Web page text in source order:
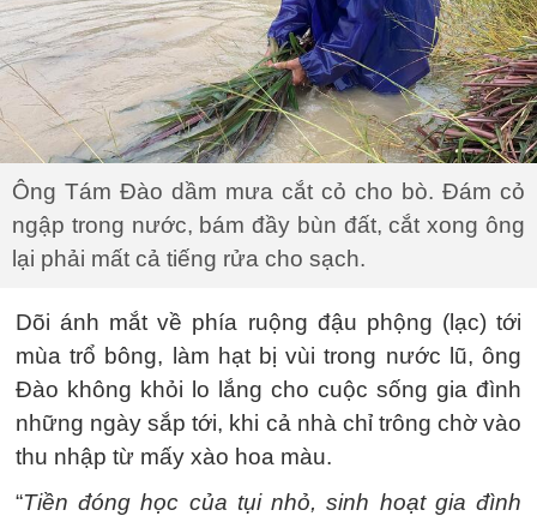
Ông Tám Đào dầm mưa cắt cỏ cho bò. Đám cỏ
ngập trong nước, bám đầy bùn đất, cắt xong ông
lại phải mất cả tiếng rửa cho sạch.
Dõi ánh mắt về phía ruộng đậu phộng (lạc) tới
mùa trổ bông, làm hạt bị vùi trong nước lũ, ông
Đào không khỏi lo lắng cho cuộc sống gia đình
những ngày sắp tới, khi cả nhà chỉ trông chờ vào
thu nhập từ mấy xào hoa màu.
“Tiền đóng học của tụi nhỏ, sinh hoạt gia đình